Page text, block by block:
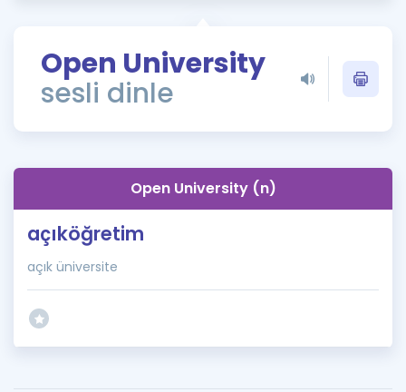
ÖSYM Sınav Takvimi
Kampanyalar
İngilizce Gramer
Open University
sesli dinle
Open University (n)
açıköğretim
açık üniversite